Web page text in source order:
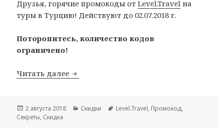
Друзья, горячие промокоды отLevel.Travel на
туры в Турцию! Действуют до 02.07.2018 г.
Поторопитесь, количество кодов
ограничено!
Читать далее Горячие промокоды от Level.Travel
Опубликовано
2 августа 2018 Рубрики
Скидки Метки
Level.Travel, Промокод,
Секреты, Скидка